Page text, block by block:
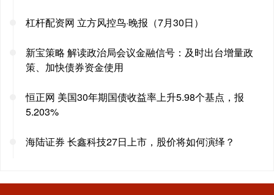
杠杆配资网 立方风控鸟·晚报（7月30日）
新宝策略 解读政治局会议金融信号：及时出台增量政
策、加快债券资金使用
恒正网 美国30年期国债收益率上升5.98个基点，报
5.203%
海陆证券 长鑫科技27日上市，股价将如何演绎？